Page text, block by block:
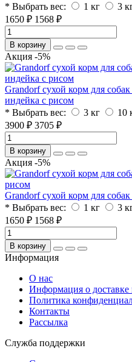
* Выбрать вес:
1 кг 3
1650 ₽ 1568 ₽
В корзину
Акция -5%
Grandorf сухой корм для
индейка с рисом
* Выбрать вес:
3 кг
10
3900 ₽ 3705 ₽
В корзину
Акция -5%
Grandorf сухой корм для
* Выбрать вес:
1 кг
3
1650 ₽ 1568 ₽
В корзину
Информация
O нас
Информация о доставке
Политика
Контакты
Рассылка
Служба поддержки